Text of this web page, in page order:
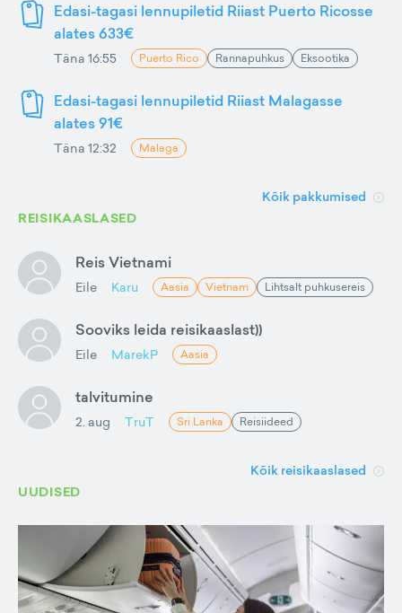
Edasi-tagasi lennupiletid Riiast Puerto Ricosse
alates 633€
Täna 16:55 Puerto Rico Rannapuhkus Eksootika
Edasi-tagasi lennupiletid Riiast Malagasse
alates 91€
Täna 12:32 Malaga
Kõik pakkumised
REISIKAASLASED
Reis Vietnami
Eile Karu Aasia Vietnam Lihtsalt puhkusereis
Sooviks leida reisikaaslast))
Eile MarekP Aasia
talvitumine
2. aug TruT Sri Lanka Reisiideed
Kõik reisikaaslased
UUDISED